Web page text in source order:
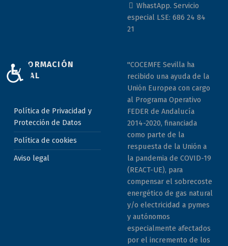
ACCESIBILIDAD
WhastApp. Servicio
especial LSE: 686 24 84
21
INFORMACIÓN
LEGAL
Política de Privacidad y
Protección de Datos
Política de cookies
Aviso legal
"COCEMFE Sevilla ha
recibido una ayuda de la
Unión Europea con cargo
al Programa Operativo
FEDER de Andalucía
2014-2020, financiada
como parte de la
respuesta de la Unión a
la pandemia de COVID-19
(REACT-UE), para
compensar el sobrecoste
energético de gas natural
y/o electricidad a pymes
y autónomos
especialmente afectados
por el incremento de los